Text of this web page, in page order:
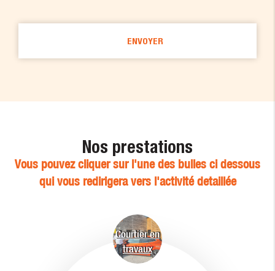
Nos prestations
Vous pouvez cliquer sur l'une des bulles ci dessous
qui vous redirigera vers l'activité detaillée
Courtier en
travaux